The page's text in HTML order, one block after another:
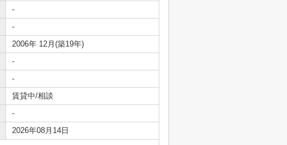
-
-
2006年 12月(築19年)
-
-
賃貸中/相談
-
2026年08月14日